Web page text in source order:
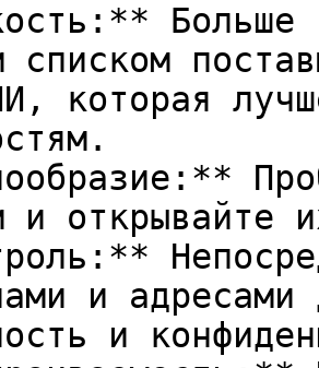
Больше
списком
которая
и открывайте
и адресами
и